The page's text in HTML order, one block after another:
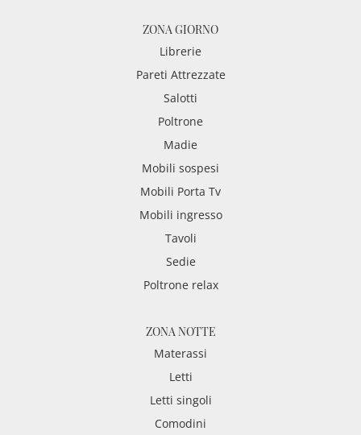
ZONA GIORNO
Librerie
Pareti Attrezzate
Salotti
Poltrone
Madie
Mobili sospesi
Mobili Porta Tv
Mobili ingresso
Tavoli
Sedie
Poltrone relax
ZONA NOTTE
Materassi
Letti
Letti singoli
Comodini